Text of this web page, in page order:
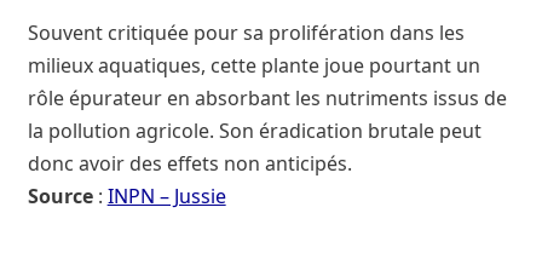
Souvent critiquée pour sa prolifération dans les
milieux aquatiques, cette plante joue pourtant un
rôle épurateur en absorbant les nutriments issus de
la pollution agricole. Son éradication brutale peut
donc avoir des effets non anticipés.
Source: INPN – Jussie